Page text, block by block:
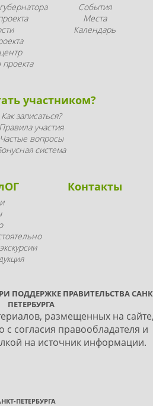
События
Места
Календарь
участником?
Как записаться?
Правила участия
Частые вопросы
система
Контакты
ПОДДЕРЖКЕ ПРАВИТЕЛЬСТВА
ПЕТЕРБУРГА
размещенных на
с согласия правообладателя и
на источник информации.
ПЕТЕРБУРГА